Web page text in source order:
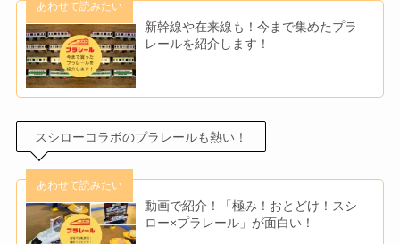
新幹線や在来線も！今まで集めたプラ
レールを紹介します！
スシローコラボのプラレールも熱い！
動画で紹介！「極み！おとどけ！スシ
ロー×プラレール」が面白い！